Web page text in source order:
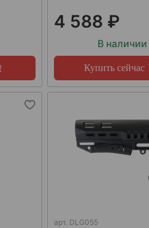
4 588 ₽
В наличии
Купить сейчас
арт. DLG055